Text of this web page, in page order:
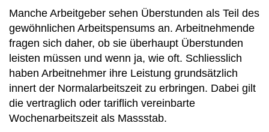
Manche Arbeitgeber sehen Überstunden als Teil des
gewöhnlichen Arbeitspensums an. Arbeitnehmende
fragen sich daher, ob sie überhaupt Überstunden
leisten müssen und wenn ja, wie oft. Schliesslich
haben Arbeitnehmer ihre Leistung grundsätzlich
innert der Normalarbeitszeit zu erbringen. Dabei gilt
die vertraglich oder tariflich vereinbarte
Wochenarbeitszeit als Massstab.